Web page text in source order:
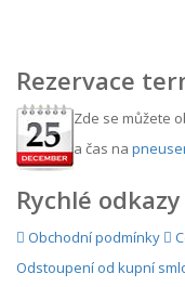
Rezervace
Zde se můžete
a čas na
Rychlé odkazy
Obchodní podmínky
Odstoupení od kupní